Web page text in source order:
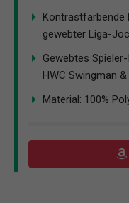
Kontrastfarbende
gewebter Liga-
Gewebtes
HWC Swingman
Material: 100%